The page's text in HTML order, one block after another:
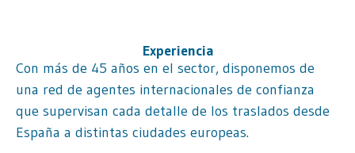
Experiencia
Con más de 45 años en el sector, disponemos de
una red de agentes internacionales de confianza
que supervisan cada detalle de los traslados desde
España a distintas ciudades europeas.